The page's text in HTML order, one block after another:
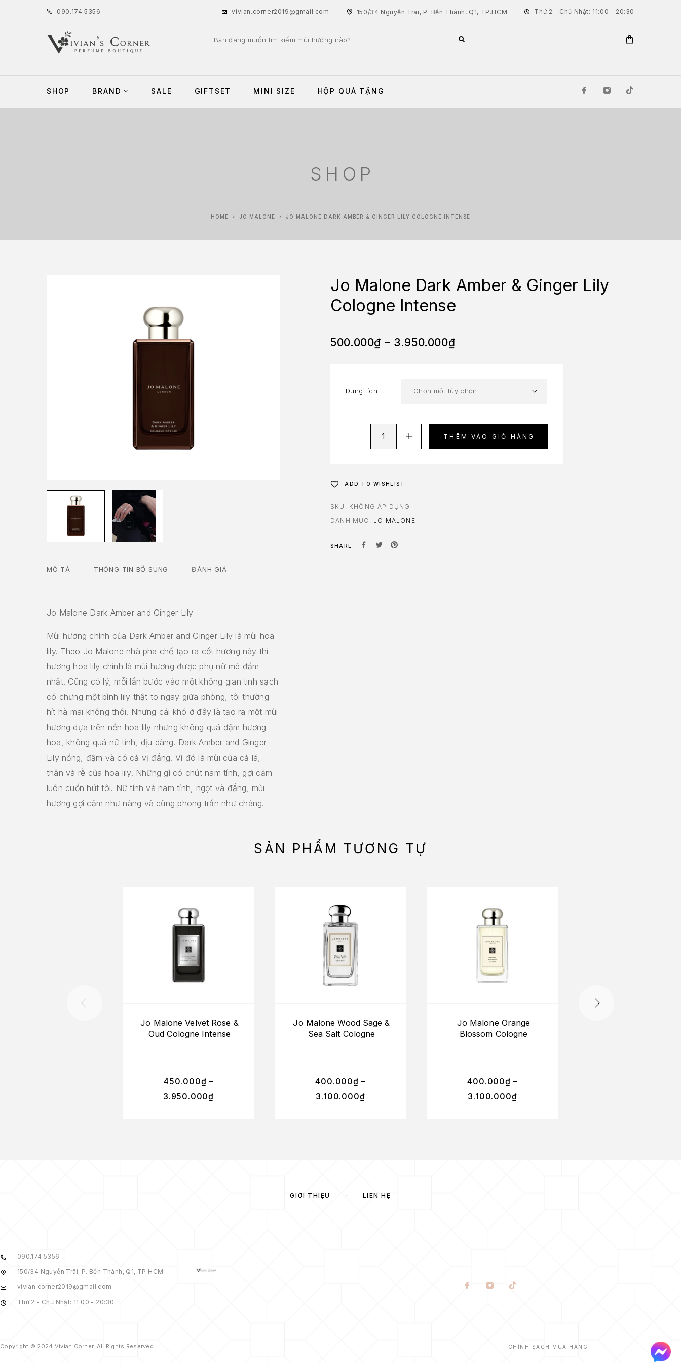
090 .174.5356 vivian.corner2019@gmail.com 150/34 Nguyễn Trãi, P. Bến Thành, Q1, TP.HCM Thứ 2 - Chủ Nhật: 11:00 - 20:30
SHOP BRAND SALE GIFTSET MINI SIZE HỘP QUÀ TẶNG
SHOP
HOME JO MALONE JO MALONE DARK AMBER & GINGER LILY COLOGNE INTENSE
MÔ TẢ THÔNG TIN BỔ SUNG ĐÁNH GIÁ
Jo Malone Dark Amber and Ginger Lily
Mùi hương chính của Dark Amber and Ginger Lily là mùi hoa
lily. Theo Jo Malone nhà pha chế tạo ra cốt hương này thì
hương hoa lily chính là mùi hương được phụ nữ mê đắm
nhất. Cũng có lý, mỗi lần bước vào một không gian tinh sạch
có chưng một bình lily thật to ngay giữa phòng, tôi thường
hít hà mãi không thôi. Nhưng cái khó ở đây là tạo ra một mùi
hương dựa trên nền hoa lily nhưng không quá đậm hương
hoa, không quá nữ tính, dịu dàng. Dark Amber and Ginger
Lily nồng, đậm và có cả vị đắng. Vì đó là mùi của cả lá,
thân và rễ của hoa lily. Những gì có chút nam tính, gợi cảm
luôn cuốn hút tôi. Nữ tính và nam tính, ngọt và đắng, mùi
hương gợi cảm như nàng và cũng phong trần như chàng.
Jo Malone Dark Amber & Ginger Lily
Cologne Intense
500.000₫ – 3.950.000₫
Dung tích
THÊM VÀO GIỎ HÀNG
ADD TO WISHLIST
SKU: KHÔNG ÁP DỤNG
DANH MỤC: JO MALONE
SHARE
SẢN PHẨM TƯƠNG TỰ
Jo Malone Velvet Rose &
Oud Cologne Intense
450.000₫ –
3.950.000₫
Jo Malone Wood Sage &
Sea Salt Cologne
400.000₫ –
3.100.000₫
Jo Malone Orange
Blossom Cologne
400.000₫ –
3.100.000₫
GIỚI THIỆU LIÊN HỆ
090.174.5356
150/34 Nguyễn Trãi, P. Bến Thành, Q1, TP.HCM
vivian.corner2019@gmail.com
Thứ 2 - Chủ Nhật: 11:00 - 20:30
Copyright © 2024 Vivian Corner. All Rights Reserved. CHÍNH SÁCH MUA HÀNG